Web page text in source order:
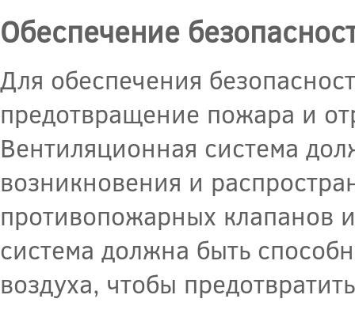
Обеспечение
Для обеспечения
предотвращение пожара и
Вентиляционная система
возникновения и
противопожарных клапанов
система должна быть
воздуха, чтобы